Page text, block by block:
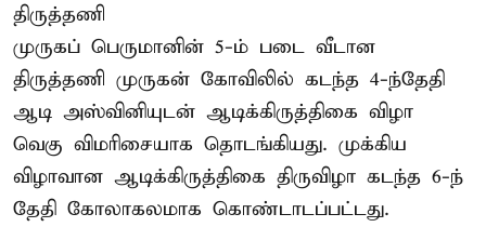
திருத்தணி
முருகப் பெருமானின் 5-ம் படை வீடான
திருத்தணி முருகன் கோவிலில் கடந்த 4-ந்தேதி
ஆடி அஸ்வினியுடன் ஆடிக்கிருத்திகை விழா
வெகு விமரிசையாக தொடங்கியது. முக்கிய
விழாவான ஆடிக்கிருத்திகை திருவிழா கடந்த 6-ந்
தேதி கோலாகலமாக கொண்டாடப்பட்டது.